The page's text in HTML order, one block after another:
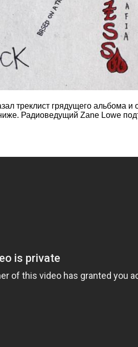
треклист грядущего альбома
Радиоведущий Zane Lowe